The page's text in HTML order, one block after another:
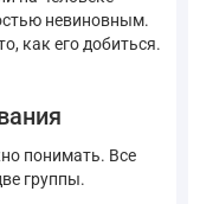
невиновным.
как его добиться.
понимать. Все
группы.